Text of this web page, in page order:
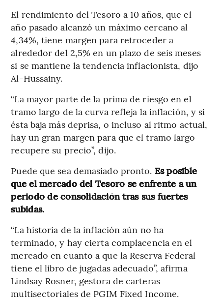
El rendimiento del Tesoro a 10 años, que el
año pasado alcanzó un máximo cercano al
4,34%, tiene margen para retroceder a
alrededor del 2,5% en un plazo de seis meses
si se mantiene la tendencia inflacionista, dijo
Al-Hussainy.
“La mayor parte de la prima de riesgo en el
tramo largo de la curva refleja la inflación, y si
ésta baja más deprisa, o incluso al ritmo actual,
hay un gran margen para que el tramo largo
recupere su precio”, dijo.
Puede que sea demasiado pronto. Es posible
que el mercado del Tesoro se enfrente a un
periodo de consolidación tras sus fuertes
subidas.
“La historia de la inflación aún no ha
terminado, y hay cierta complacencia en el
mercado en cuanto a que la Reserva Federal
tiene el libro de jugadas adecuado”, afirma
Lindsay Rosner, gestora de carteras
multisectoriales de PGIM Fixed Income.